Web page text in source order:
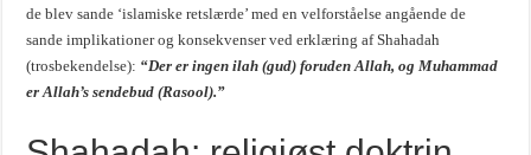
de blev sande ‘islamiske retslærde’ med en velforståelse angående de
sande implikationer og konsekvenser ved erklæring af Shahadah
(trosbekendelse): “Der er ingen ilah (gud) foruden Allah, og Muhammad
er Allah’s sendebud (Rasool).”